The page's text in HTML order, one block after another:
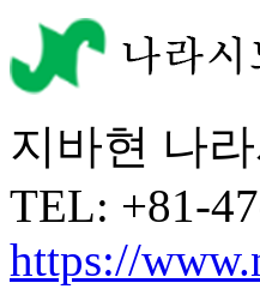
지바현 나
TEL: +81-
https://